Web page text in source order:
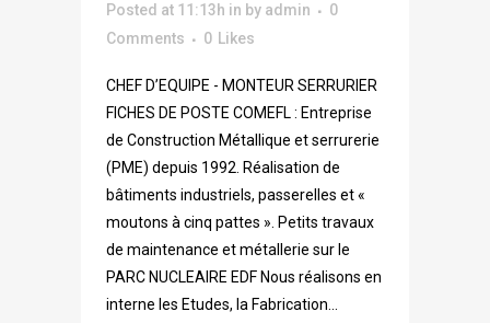
Posted at 11:13h in by admin
0
Comments
0 Likes
CHEF D’EQUIPE - MONTEUR SERRURIER
FICHES DE POSTE COMEFL : Entreprise
de Construction Métallique et serrurerie
(PME) depuis 1992. Réalisation de
bâtiments industriels, passerelles et «
moutons à cinq pattes ». Petits travaux
de maintenance et métallerie sur le
PARC NUCLEAIRE EDF Nous réalisons en
interne les Etudes, la Fabrication...